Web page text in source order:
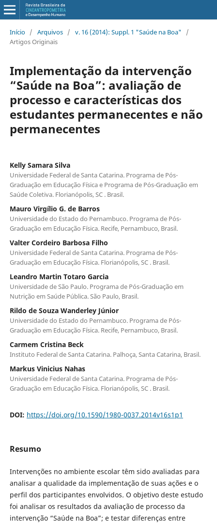
Início / Arquivos / v. 16 (2014): Suppl. 1 "Saúde na Boa"
/
Artigos Originais
Implementação da intervenção
“Saúde na Boa”: avaliação de
processo e características dos
estudantes permanecentes e não
permanecentes
Kelly Samara Silva
Universidade Federal de Santa Catarina. Programa de Pós-
Graduação em Educação Física e Programa de Pós-Graduação em
Saúde Coletiva. Florianópolis, SC . Brasil.
Mauro Virgílio G. de Barros
Universidade do Estado do Pernambuco. Programa de Pós-
Graduação em Educação Física. Recife, Pernambuco, Brasil.
Valter Cordeiro Barbosa Filho
Universidade Federal de Santa Catarina. Programa de Pós-
Graduação em Educação Física. Florianópolis, SC . Brasil.
Leandro Martin Totaro Garcia
Universidade de São Paulo. Programa de Pós-Graduação em
Nutrição em Saúde Pública. São Paulo, Brasil.
Rildo de Souza Wanderley Júnior
Universidade do Estado do Pernambuco. Programa de Pós-
Graduação em Educação Física. Recife, Pernambuco, Brasil.
Carmem Cristina Beck
Instituto Federal de Santa Catarina. Palhoça, Santa Catarina, Brasil.
Markus Vinicius Nahas
Universidade Federal de Santa Catarina. Programa de Pós-
Graduação em Educação Física. Florianópolis, SC . Brasil.
DOI: https://doi.org/10.1590/1980-0037.2014v16s1p1
Resumo
Intervenções no ambiente escolar têm sido avaliadas para
analisar a qualidade da implementação de suas ações e o
perfil dos participantes envolvidos. O objetivo deste estudo
foi analisar os resultados da avaliação de processo da
intervenção “Saúde na Boa”; e testar diferenças entre